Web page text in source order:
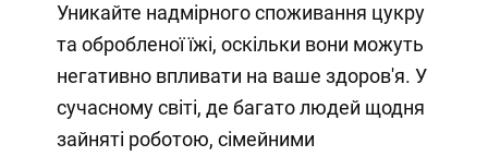
Уникайте надмірного споживання цукру
та обробленої їжі, оскільки вони можуть
негативно впливати на ваше здоров'я. У
сучасному світі, де багато людей щодня
зайняті роботою, сімейними